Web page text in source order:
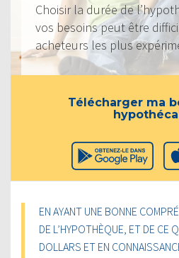
Choisir la durée de
vos besoins peut être
acheteurs les plus
Télécharger ma
EN AYANT UNE BONNE
DE L’HYPOTHÈQUE, ET DE CE
DOLLARS ET EN